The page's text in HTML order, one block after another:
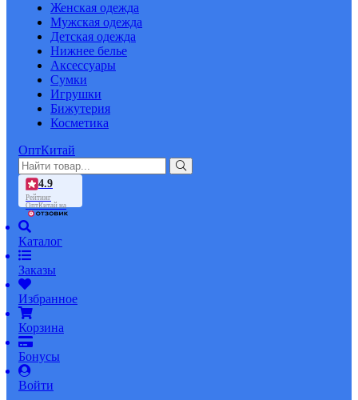
Женская одежда
Мужская одежда
Детская одежда
Нижнее белье
Аксессуары
Сумки
Игрушки
Бижутерия
Косметика
ОптКитай
4.9
Рейтинг
ОптКитай на
Каталог
Заказы
Избранное
Корзина
Бонусы
Войти